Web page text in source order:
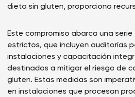
dieta sin gluten, proporciona
Este compromiso abarca una
estrictos, que incluyen auditorías
instalaciones y capacitación
destinados a mitigar el riesgo de
gluten. Estas medidas son
en instalaciones que procesan